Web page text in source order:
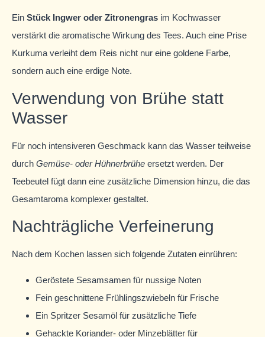
Ein Stück Ingwer oder Zitronengras im Kochwasser
verstärkt die aromatische Wirkung des Tees. Auch eine Prise
Kurkuma verleiht dem Reis nicht nur eine goldene Farbe,
sondern auch eine erdige Note.
Verwendung von Brühe statt
Wasser
Für noch intensiveren Geschmack kann das Wasser teilweise
durch Gemüse- oder Hühnerbrühe ersetzt werden. Der
Teebeutel fügt dann eine zusätzliche Dimension hinzu, die das
Gesamtaroma komplexer gestaltet.
Nachträgliche Verfeinerung
Nach dem Kochen lassen sich folgende Zutaten einrühren:
Geröstete Sesamsamen für nussige Noten
Fein geschnittene Frühlingszwiebeln für Frische
Ein Spritzer Sesamöl für zusätzliche Tiefe
Gehackte Koriander- oder Minzeblätter für